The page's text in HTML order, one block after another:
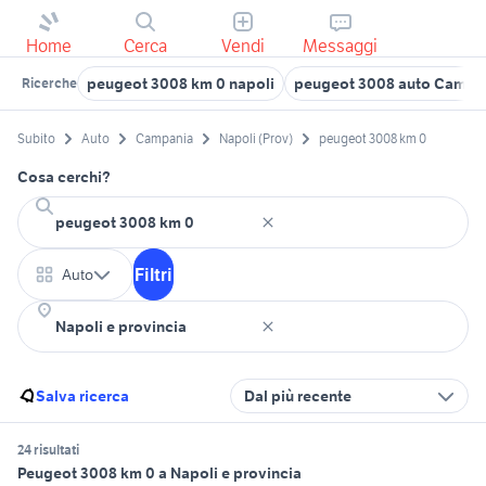
Home Cerca Vendi Messaggi
Ricerche peugeot 3008 km 0 napoli peugeot 3008 auto
Subito Auto Campania Napoli (Prov) peugeot 3008 km 0
Cosa cerchi?
Auto Filtri
Salva ricerca Dal più recente
24 risultati
Peugeot 3008 km 0 a Napoli e provincia